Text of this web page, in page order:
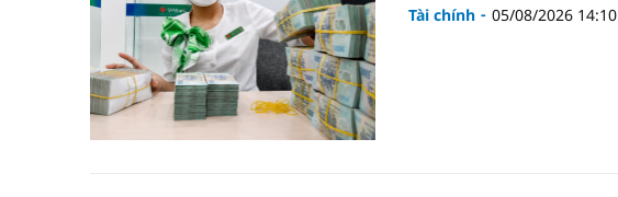
Tài chính 05/08/2026 14:10